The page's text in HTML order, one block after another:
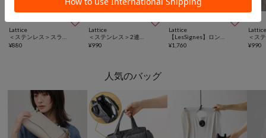

Lattice
¥880

Lattice
¥990

Lattice
¥1,760 ¥990
人気のバッグ